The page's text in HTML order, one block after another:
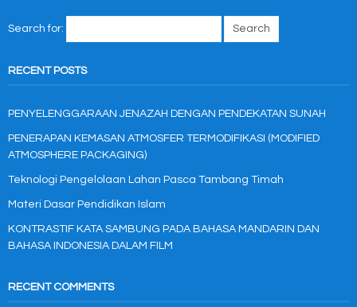
Search for:
RECENT POSTS
PENYELENGGARAAN JENAZAH DENGAN PENDEKATAN SUNAH
PENERAPAN KEMASAN ATMOSFER TERMODIFIKASI (MODIFIED
ATMOSPHERE PACKAGING)
Teknologi Pengelolaan Lahan Pasca Tambang Timah
Materi Dasar Pendidikan Islam
KONTRASTIF KATA SAMBUNG PADA BAHASA MANDARIN DAN
BAHASA INDONESIA DALAM FILM
RECENT COMMENTS